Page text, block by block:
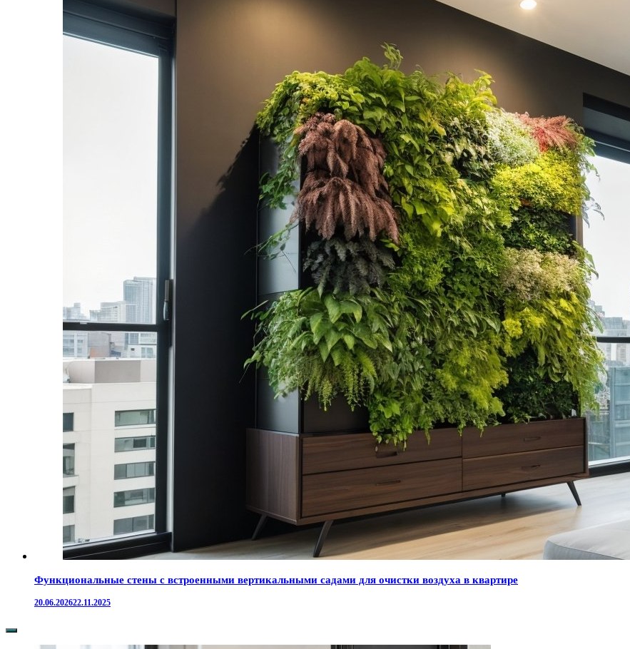
Функциональные стены с встроенными вертикальными садами для очистки воздуха в квартире
20.06.202622.11.2025